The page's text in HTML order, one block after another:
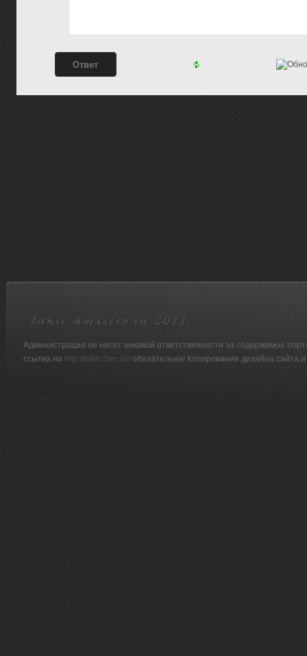
Администрация не несет никакой ответственности за содержимое
ссылка на http://fakir.clan.su/ обязательна! Копирование дизайна сайта